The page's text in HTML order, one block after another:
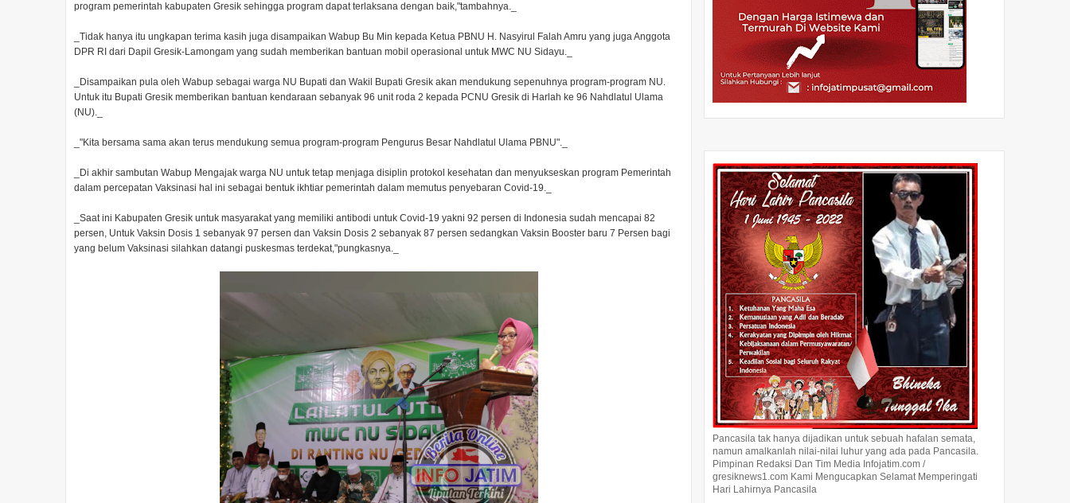
program pemerintah kabupaten Gresik sehingga program dapat terlaksana dengan baik,"tambahnya._
_Tidak hanya itu ungkapan terima kasih juga disampaikan Wabup Bu Min kepada Ketua PBNU H. Nasyirul Falah Amru yang juga Anggota
DPR RI dari Dapil Gresik-Lamongam yang sudah memberikan bantuan mobil operasional untuk MWC NU Sidayu._
_Disampaikan pula oleh Wabup sebagai warga NU Bupati dan Wakil Bupati Gresik akan mendukung sepenuhnya program-program NU.
Untuk itu Bupati Gresik memberikan bantuan kendaraan sebanyak 96 unit roda 2 kepada PCNU Gresik di Harlah ke 96 Nahdlatul Ulama
(NU)._
_"Kita bersama sama akan terus mendukung semua program-program Pengurus Besar Nahdlatul Ulama PBNU"._
_Di akhir sambutan Wabup Mengajak warga NU untuk tetap menjaga disiplin protokol kesehatan dan menyukseskan program Pemerintah
dalam percepatan Vaksinasi hal ini sebagai bentuk ikhtiar pemerintah dalam memutus penyebaran Covid-19._
_Saat ini Kabupaten Gresik untuk masyarakat yang memiliki antibodi untuk Covid-19 yakni 92 persen di Indonesia sudah mencapai 82
persen, Untuk Vaksin Dosis 1 sebanyak 97 persen dan Vaksin Dosis 2 sebanyak 87 persen sedangkan Vaksin Booster baru 7 Persen bagi
yang belum Vaksinasi silahkan datangi puskesmas terdekat,"pungkasnya._
Pancasila tak hanya dijadikan untuk sebuah hafalan semata,
namun amalkanlah nilai-nilai luhur yang ada pada Pancasila.
Pimpinan Redaksi Dan Tim Media Infojatim.com /
gresiknews1.com Kami Mengucapkan Selamat Memperingati
Hari Lahirnya Pancasila